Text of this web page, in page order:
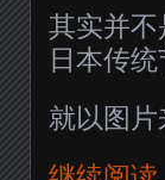
其实并
日本传
就以图片